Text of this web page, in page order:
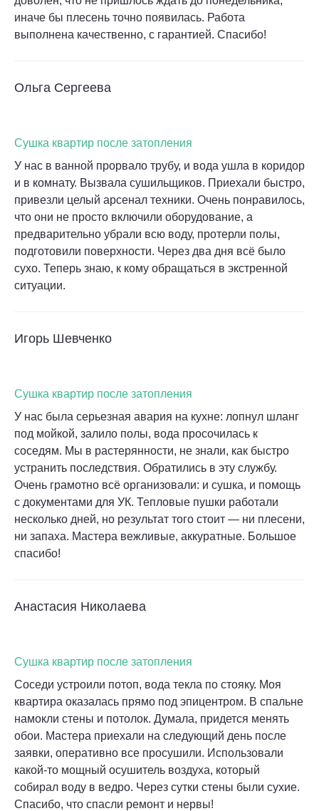
иначе бы плесень точно появилась. Работа
выполнена качественно, с гарантией. Спасибо!
Ольга Сергеева
Сушка квартир после затопления
У нас в ванной прорвало трубу, и вода ушла в коридор
и в комнату. Вызвала сушильщиков. Приехали быстро,
привезли целый арсенал техники. Очень понравилось,
что они не просто включили оборудование, а
предварительно убрали всю воду, протерли полы,
подготовили поверхности. Через два дня всё было
сухо. Теперь знаю, к кому обращаться в экстренной
ситуации.
Игорь Шевченко
Сушка квартир после затопления
У нас была серьезная авария на кухне: лопнул шланг
под мойкой, залило полы, вода просочилась к
соседям. Мы в растерянности, не знали, как быстро
устранить последствия. Обратились в эту службу.
Очень грамотно всё организовали: и сушка, и помощь
с документами для УК. Тепловые пушки работали
несколько дней, но результат того стоит — ни плесени,
ни запаха. Мастера вежливые, аккуратные. Большое
спасибо!
Анастасия Николаева
Сушка квартир после затопления
Соседи устроили потоп, вода текла по стояку. Моя
квартира оказалась прямо под эпицентром. В спальне
намокли стены и потолок. Думала, придется менять
обои. Мастера приехали на следующий день после
заявки, оперативно все просушили. Использовали
какой-то мощный осушитель воздуха, который
собирал воду в ведро. Через сутки стены были сухие.
Спасибо, что спасли ремонт и нервы!